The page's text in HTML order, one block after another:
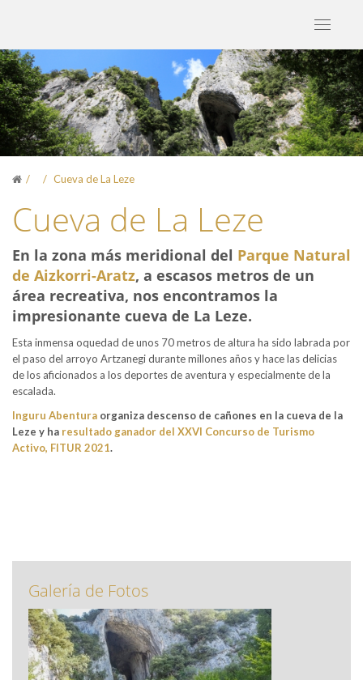
Toggle
Cueva de La Leze
Cueva de La Leze
En la zona más meridional del Parque Natural
de Aizkorri-Aratz, a escasos metros de un
área recreativa, nos encontramos la
impresionante cueva de La Leze.
Esta inmensa oquedad de unos 70 metros de altura ha sido labrada por
el paso del arroyo Artzanegi durante millones años y hace las delicias
de los aficionados a los deportes de aventura y especialmente de la
escalada.
Inguru Abentura organiza descenso de cañones en la cueva de la
Leze y ha resultado ganador del XXVI Concurso de Turismo
Activo, FITUR 2021.
Galería de Fotos